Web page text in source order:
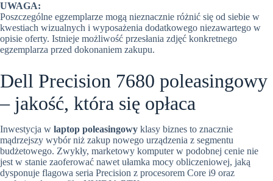
UWAGA:
Poszczególne egzemplarze mogą nieznacznie różnić się od siebie w
kwestiach wizualnych i wyposażenia dodatkowego niezawartego w
opisie oferty. Istnieje możliwość przesłania zdjęć konkretnego
egzemplarza przed dokonaniem zakupu.
Dell Precision 7680 poleasingowy
– jakość, która się opłaca
Inwestycja w laptop poleasingowy klasy biznes to znacznie
mądrzejszy wybór niż zakup nowego urządzenia z segmentu
budżetowego. Zwykły, marketowy komputer w podobnej cenie nie
jest w stanie zaoferować nawet ułamka mocy obliczeniowej, jaką
dysponuje flagowa seria Precision z procesorem Core i9 oraz